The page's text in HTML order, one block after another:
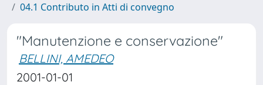
04.1 Contributo in Atti di convegno
"Manutenzione e conservazione"
BELLINI, AMEDEO
2001-01-01